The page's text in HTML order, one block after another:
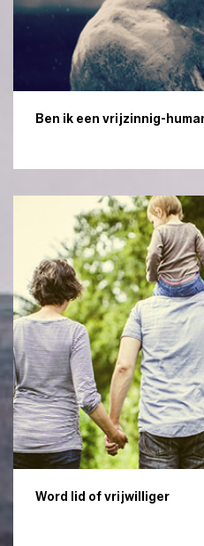
Ben ik een vrijzinnig-
Word lid of vrijwilliger